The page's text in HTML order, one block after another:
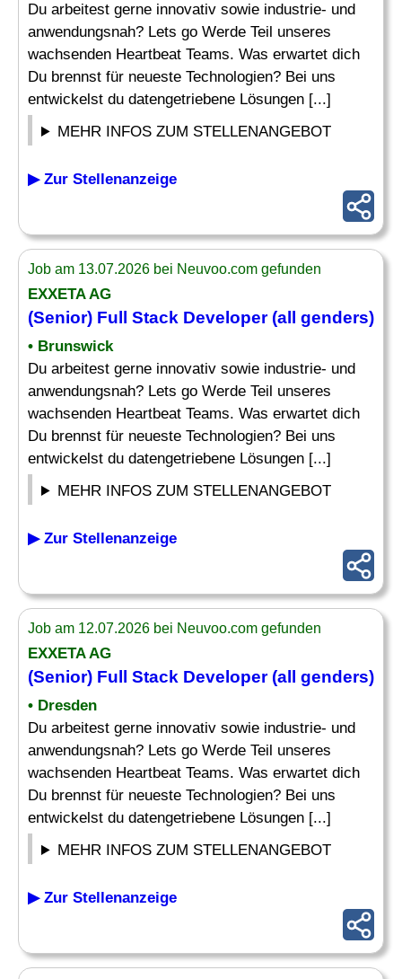
Du arbeitest gerne innovativ sowie industrie- und
anwendungsnah? Lets go Werde Teil unseres
wachsenden Heartbeat Teams. Was erwartet dich
Du brennst für neueste Technologien? Bei uns
entwickelst du datengetriebene Lösungen [...]
MEHR INFOS ZUM STELLENANGEBOT
▶ Zur Stellenanzeige
Job am 13.07.2026 bei Neuvoo.com gefunden
EXXETA AG
(Senior) Full Stack Developer(all genders)
• Brunswick
Du arbeitest gerne innovativ sowie industrie- und
anwendungsnah? Lets go Werde Teil unseres
wachsenden Heartbeat Teams. Was erwartet dich
Du brennst für neueste Technologien? Bei uns
entwickelst du datengetriebene Lösungen [...]
MEHR INFOS ZUM STELLENANGEBOT
▶ Zur Stellenanzeige
Job am 12.07.2026 bei Neuvoo.com gefunden
EXXETA AG
(Senior) Full Stack Developer(all genders)
• Dresden
Du arbeitest gerne innovativ sowie industrie- und
anwendungsnah? Lets go Werde Teil unseres
wachsenden Heartbeat Teams. Was erwartet dich
Du brennst für neueste Technologien? Bei uns
entwickelst du datengetriebene Lösungen [...]
MEHR INFOS ZUM STELLENANGEBOT
▶ Zur Stellenanzeige